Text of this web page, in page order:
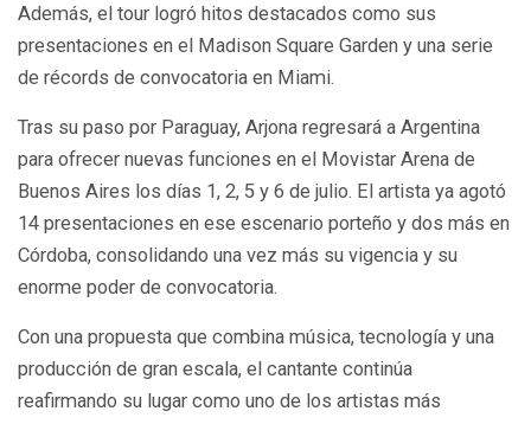
Además, el tour logró hitos destacados como sus
presentaciones en el Madison Square Garden y una serie
de récords de convocatoria en Miami.
Tras su paso por Paraguay, Arjona regresará a Argentina
para ofrecer nuevas funciones en el Movistar Arena de
Buenos Aires los días 1, 2, 5 y 6 de julio. El artista ya agotó
14 presentaciones en ese escenario porteño y dos más en
Córdoba, consolidando una vez más su vigencia y su
enorme poder de convocatoria.
Con una propuesta que combina música, tecnología y una
producción de gran escala, el cantante continúa
reafirmando su lugar como uno de los artistas más